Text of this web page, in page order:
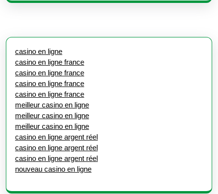
casino en ligne
casino en ligne france
casino en ligne france
casino en ligne france
casino en ligne france
meilleur casino en ligne
meilleur casino en ligne
meilleur casino en ligne
casino en ligne argent réel
casino en ligne argent réel
casino en ligne argent réel
nouveau casino en ligne